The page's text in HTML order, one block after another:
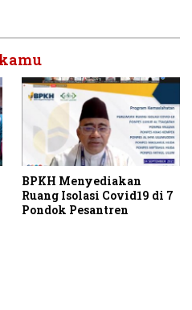
BPKH Menyediakan
Ruang Isolasi Covid19 di 7
Pondok Pesantren